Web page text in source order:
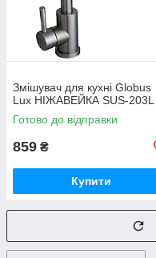
Змішувач для кухні Globus
Lux НІЖАВЕЙКА SUS-203L
Готово до відправки
859 ₴
Купити